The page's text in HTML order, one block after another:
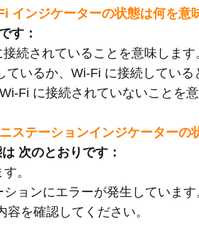
ンジケーターの状態は何を意
す：
続されていることを意味しま
いるか、Wi-Fi に接続してい
Fi に接続されていないことを
ステーションインジケーターの
次のとおりです：
。
ョンにエラーが発生していま
を確認してください。